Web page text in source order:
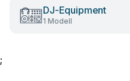
DJ-Equipment
1 Modell
;